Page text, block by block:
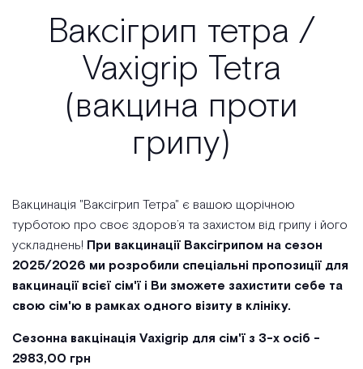
Ваксігрип тетра /
Vaxigrip Tetra
(вакцина проти
грипу)
Вакцинація "Ваксігрип Тетра" є вашою щорічною
турботою про своє здоров’я та захистом від грипу і його
ускладнень! При вакцинації Ваксігрипом на сезон
2025/2026 ми розробили спеціальні пропозиції для
вакцинації всієї сім'ї і Ви зможете захистити себе та
свою сім'ю в рамках одного візиту в клініку.
Сезонна вакцінація Vaxigrip для сім'ї з 3-х осіб -
2983,00 грн